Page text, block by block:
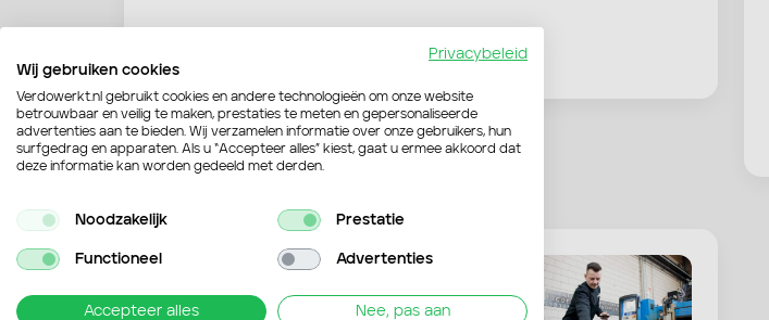
Alles wat je moet weten over
ploegendiensten!
Privacybeleid
Wij gebruiken cookies
Verdowerkt.nl gebruikt cookies en andere technologieën om onze website
betrouwbaar en veilig te maken, prestaties te meten en gepersonaliseerde
advertenties aan te bieden. Wij verzamelen informatie over onze gebruikers, hun
surfgedrag en apparaten. Als u “Accepteer alles” kiest, gaat u ermee akkoord dat
deze informatie kan worden gedeeld met derden.
Noodzakelijk Prestatie
Functioneel Advertenties
Accepteer alles Nee, pas aan